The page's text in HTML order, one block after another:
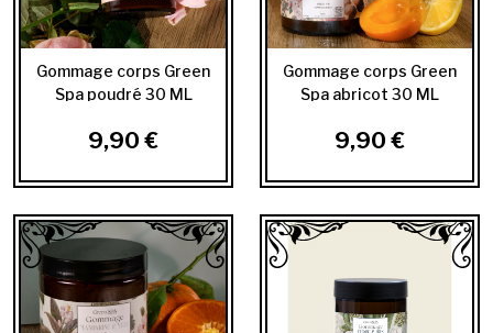
Gommage corps Green
Spa poudré 30 ML
9,90 €
Gommage corps Green
Spa abricot 30 ML
9,90 €